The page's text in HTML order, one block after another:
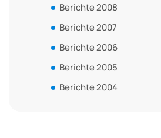
Berichte 2008
Berichte 2007
Berichte 2006
Berichte 2005
Berichte 2004